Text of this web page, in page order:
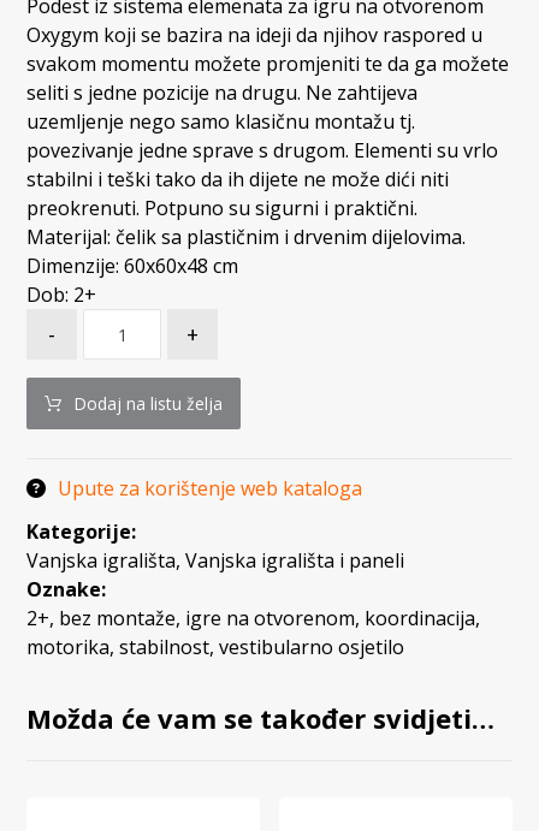
Podest iz sistema elemenata za igru na otvorenom
Oxygym koji se bazira na ideji da njihov raspored u
svakom momentu možete promjeniti te da ga možete
seliti s jedne pozicije na drugu. Ne zahtijeva
uzemljenje nego samo klasičnu montažu tj.
povezivanje jedne sprave s drugom. Elementi su vrlo
stabilni i teški tako da ih dijete ne može dići niti
preokrenuti. Potpuno su sigurni i praktični.
Materijal: čelik sa plastičnim i drvenim dijelovima.
Dimenzije: 60x60x48 cm
Dob: 2+
- +
Dodaj na listu želja
Upute za korištenje web kataloga
Kategorije:
Vanjska igrališta,Vanjska igrališta i paneli
Oznake:
2+, bez montaže, igre na otvorenom, koordinacija,
motorika,stabilnost,vestibularno osjetilo
Možda će vam se također svidjeti…